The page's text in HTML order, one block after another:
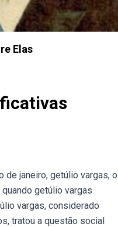
Elas
de janeiro, getúlio vargas, o
getúlio vargas
vargas, considerado
tratou a questão social